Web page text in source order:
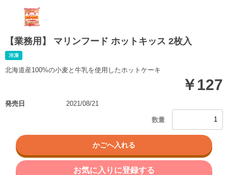
【業務用】 マリンフード ホットキッス 2枚入
北海道産100%の小麦と牛乳を使用したホットケーキ
￥127
発売日 2021/08/21
お気に入りに登録する